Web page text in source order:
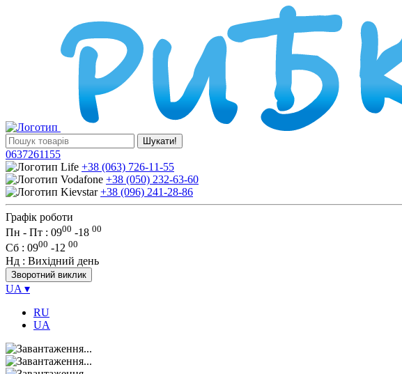
Шукати!
0637261155
+38 (063) 726-11-55
+38 (050) 232-63-60
+38 (096) 241-28-86
Графік роботи
Пн - Пт : 0900 -18 00
Сб : 0900 -12 00
Нд : Вихідний день
Зворотний виклик
UA ▾
RU
UA